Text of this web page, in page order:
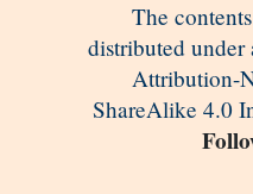
The
distributed under
Attribution-
ShareAlike 4.0